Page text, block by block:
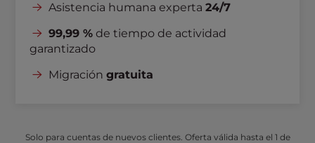
Asistencia humana experta24/7
99,99 % de tiempo de actividad
garantizado
Migracióngratuita
Solo para cuentas de nuevos clientes. Oferta válida hasta el 1 de